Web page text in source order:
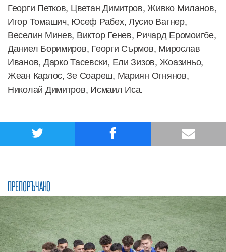
Георги Петков, Цветан Димитров, Живко Миланов,
Игор Томашич, Юсеф Рабех, Лусио Вагнер,
Веселин Минев, Виктор Генев, Ричард Еромоигбе,
Даниел Боримиров, Георги Сърмов, Мирослав
Иванов, Дарко Тасевски, Ели Зизов, Жоазиньо,
Жеан Карлос, Зе Соареш, Мариян Огнянов,
Николай Димитров, Исмаил Иса.
ПРЕПОРЪЧАНО